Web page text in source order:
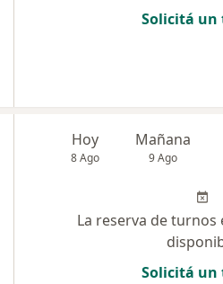
Solicitá
Hoy
8 Ago
Mañana
9 Ago
La reserva de turnos
Solicitá